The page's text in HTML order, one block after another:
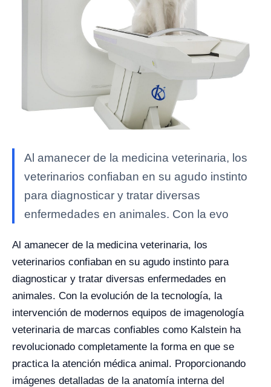
Al amanecer de la medicina veterinaria, los
veterinarios confiaban en su agudo instinto
para diagnosticar y tratar diversas
enfermedades en animales. Con la evo
Al amanecer de la medicina veterinaria, los
veterinarios confiaban en su agudo instinto para
diagnosticar y tratar diversas enfermedades en
animales. Con la evolución de la tecnología, la
intervención de modernos equipos de imagenología
veterinaria de marcas confiables como Kalstein ha
revolucionado completamente la forma en que se
practica la atención médica animal. Proporcionando
imágenes detalladas de la anatomía interna del